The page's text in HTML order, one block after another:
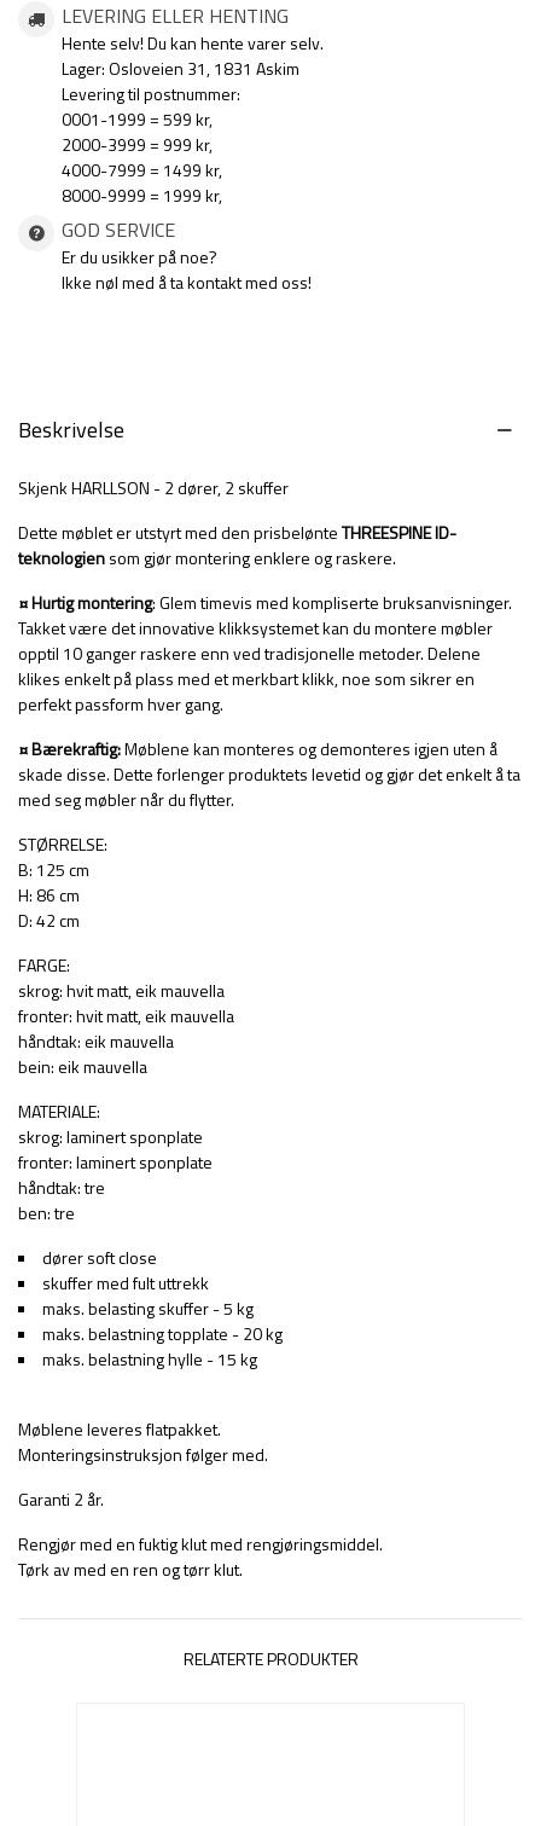
LEVERING ELLER HENTING
Hente selv! Du kan hente varer selv.
Lager: Osloveien 31, 1831 Askim
Levering til postnummer:
0001-1999 = 599 kr,
2000-3999 = 999 kr,
4000-7999 = 1499 kr,
8000-9999 = 1999 kr,
GOD SERVICE
Er du usikker på noe?
Ikke nøl med å ta kontakt med oss!
Beskrivelse
Skjenk HARLLSON - 2 dører, 2 skuffer
Dette møblet er utstyrt med den prisbelønteTHREESPINE ID-
teknologiensom gjør montering enklere og raskere.
¤ Hurtig montering: Glem timevis med kompliserte bruksanvisninger.
Takket være det innovative klikksystemet kan du montere møbler
opptil 10 ganger raskere enn ved tradisjonelle metoder. Delene
klikes enkelt på plass med et merkbart klikk, noe som sikrer en
perfekt passform hver gang.
¤ Bærekraftig:Møblene kan monteres og demonteres igjen uten å
skade disse. Dette forlenger produktets levetid og gjør det enkelt å ta
med seg møbler når du flytter.
STØRRELSE:
B: 125 cm
H: 86 cm
D: 42 cm
FARGE:
skrog: hvit matt, eik mauvella
fronter: hvit matt, eik mauvella
håndtak: eik mauvella
bein: eik mauvella
MATERIALE:
skrog: laminert sponplate
fronter: laminert sponplate
håndtak: tre
ben: tre
dører soft close
skuffer med fult uttrekk
maks. belasting skuffer - 5 kg
maks. belastning topplate - 20 kg
maks. belastning hylle - 15 kg
Møblene leveres flatpakket.
Monteringsinstruksjon følger med.
Garanti 2 år.
Rengjør med en fuktig klut med rengjøringsmiddel.
Tørk av med en ren og tørr klut.
RELATERTE PRODUKTER